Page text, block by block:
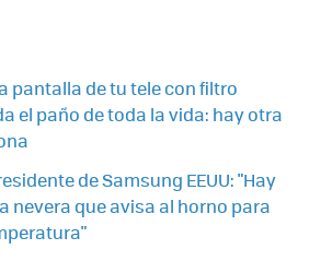
pantalla de tu tele con filtro
el paño de toda la vida: hay otra
de Samsung EEUU: "Hay
nevera que avisa al horno para